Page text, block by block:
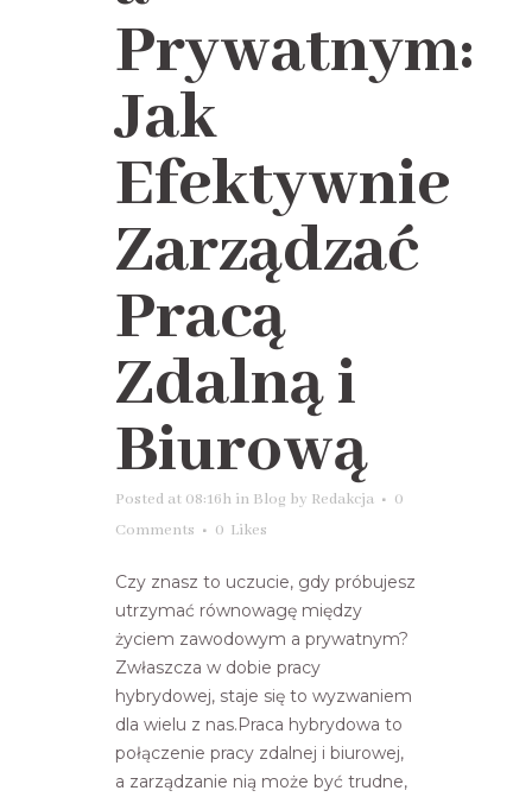
Prywatnym:
Jak
Efektywnie
Zarządzać
Pracą
Zdalną i
Biurową
Posted at 08:16h in Blog by Redakcja
0
Comments
0 Likes
Czy znasz to uczucie, gdy próbujesz
utrzymać równowagę między
życiem zawodowym a prywatnym?
Zwłaszcza w dobie pracy
hybrydowej, staje się to wyzwaniem
dla wielu z nas.Praca hybrydowa to
połączenie pracy zdalnej i biurowej,
a zarządzanie nią może być trudne,